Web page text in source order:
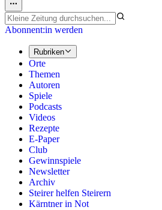
Abonnent:in werden
Rubriken
Orte
Themen
Autoren
Spiele
Podcasts
Videos
Rezepte
E-Paper
Club
Gewinnspiele
Newsletter
Archiv
Steirer helfen Steirern
Kärntner in Not